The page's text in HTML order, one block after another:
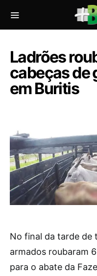
Ladrões
cabeças de
em Buritis
No final da tarde de
armados roubaram
para o abate da